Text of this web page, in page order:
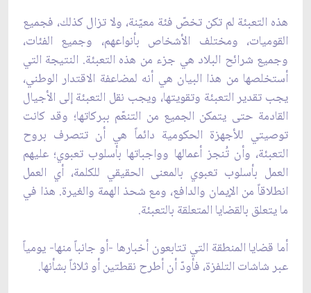
هذه التعبئة لم تكن تخصّ فئة معيّنة، ولا تزال كذلك، فجميع
القوميات، ومختلف الأشخاص بأنواعهم، وجميع الفئات،
وجميع شرائح البلاد هي جزء من هذه التعبئة. النتيجة التي
أستخلصها من هذا البيان هي أنه لمضاعفة الاقتدار الوطني،
يجب تقدير التعبئة وتقويتها، ويجب نقل التعبئة إلى الأجيال
القادمة حتى يتمكن الجميع من التنعّم ببركاتها؛ وقد كانت
توصيتي للأجهزة الحكومية دائماً هي أن تتصرف بروح
التعبئة، وأن تُنجز أعمالها وواجباتها بأسلوب تعبوي؛ عليهم
العمل بأسلوب تعبوي بالمعنى الحقيقي للكلمة، أي العمل
انطلاقاً من الإيمان والدافع، ومع شحذ الهمة والغيرة. هذا في
ما يتعلق بالقضايا المتعلقة بالتعبئة.
أما قضايا المنطقة التي تتابعون أخبارها -أو جانباً منها- يومياً
عبر شاشات التلفزة، فأودّ أن أطرح نقطتين أو ثلاثاً بشأنها.